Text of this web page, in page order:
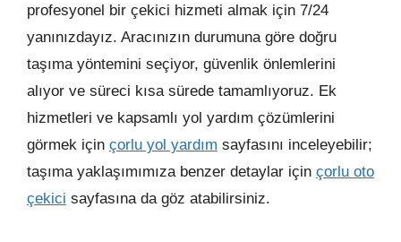
profesyonel bir çekici hizmeti almak için 7/24
yanınızdayız. Aracınızın durumuna göre doğru
taşıma yöntemini seçiyor, güvenlik önlemlerini
alıyor ve süreci kısa sürede tamamlıyoruz. Ek
hizmetleri ve kapsamlı yol yardım çözümlerini
görmek için çorlu yol yardım sayfasını inceleyebilir;
taşıma yaklaşımımıza benzer detaylar için çorlu oto
çekici sayfasına da göz atabilirsiniz.